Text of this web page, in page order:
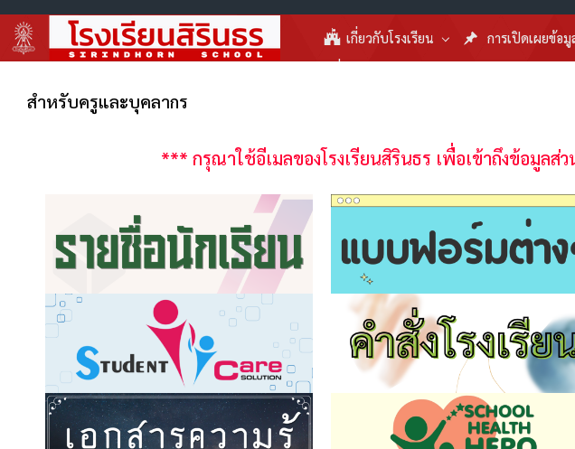
เกี่ยวกับโรงเรียน การเปิดเผยข้อ
สำหรับครูและบุคลากร
*** กรุณาใช้อีเมลของโรงเรียนสิรินธร เพื่อเข้าถึงข้อมูล